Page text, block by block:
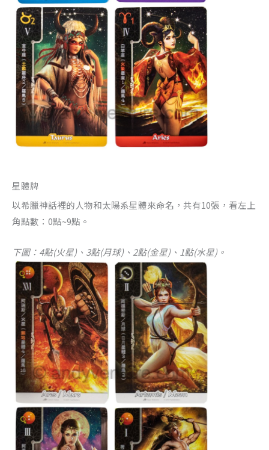
星體牌
以希臘神話裡的人物和太陽系星體來命名，共有10張，看左上
角點數：0點~9點。
下圖：4點(火星)、3點(月球)、2點(金星)、1點(水星)。